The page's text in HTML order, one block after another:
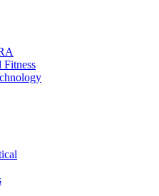
Fitness